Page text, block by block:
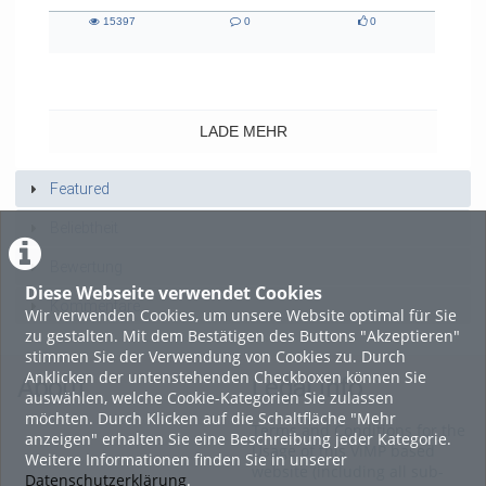
Diese Webseite verwendet Cookies
Wir verwenden Cookies, um unsere Website optimal für Sie
zu gestalten. Mit dem Bestätigen des Buttons "Akzeptieren"
stimmen Sie der Verwendung von Cookies zu. Durch
Anklicken der untenstehenden Checkboxen können Sie
auswählen, welche Cookie-Kategorien Sie zulassen
möchten. Durch Klicken auf die Schaltfläche "Mehr
anzeigen" erhalten Sie eine Beschreibung jeder Kategorie.
Weitere Informationen finden Sie in unserer
Datenschutzerklärung.
15397
0
0
LADE MEHR
Featured
Kommentare
About Legal Info
Terms and Conditions for the
Usage of this ViMP based
website (including all sub-